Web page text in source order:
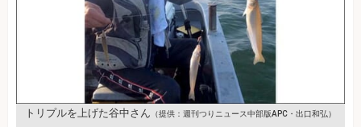
トリプルを上げた谷中さん （提供：週刊つりニュース中部版APC・出口和弘）